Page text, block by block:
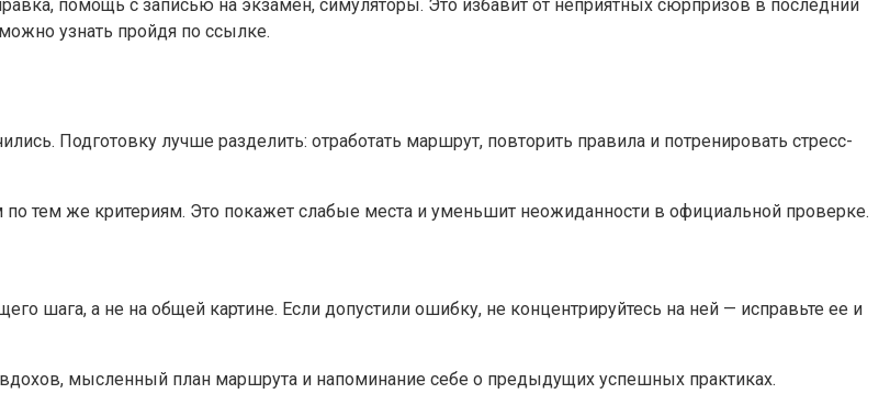
помощь с записью на экзамен, симуляторы. Это избавит от неприятных сюрпризов в последний
узнать пройдя по ссылке.
Подготовку лучше разделить: отработать маршрут, повторить правила и потренировать стресс-
тем же критериям. Это покажет слабые места и уменьшит неожиданности в официальной проверке.
шага, а не на общей картине. Если допустили ошибку, не концентрируйтесь на ней — исправьте ее и
мысленный план маршрута и напоминание себе о предыдущих успешных практиках.